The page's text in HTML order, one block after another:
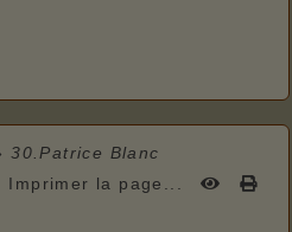
30.Patrice Blanc
Imprimer la page...